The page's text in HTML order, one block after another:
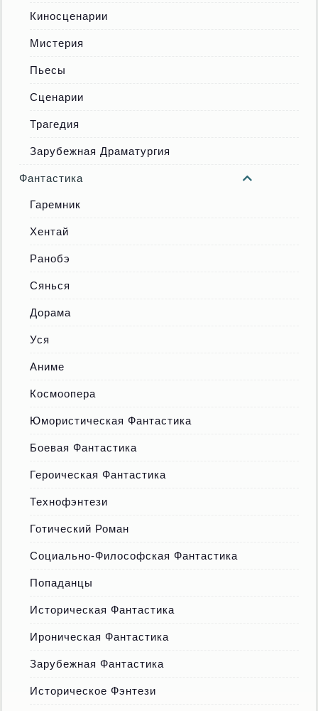
Киносценарии
Мистерия
Пьесы
Сценарии
Трагедия
Зарубежная Драматургия
Фантастика
Гаремник
Хентай
Ранобэ
Сянься
Дорама
Уся
Аниме
Космоопера
Юмористическая Фантастика
Боевая Фантастика
Героическая Фантастика
Технофэнтези
Готический Роман
Социально-Философская Фантастика
Попаданцы
Историческая Фантастика
Ироническая Фантастика
Зарубежная Фантастика
Историческое Фэнтези